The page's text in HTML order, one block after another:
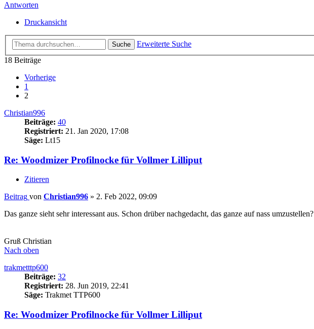
Antworten
Druckansicht
Suche
Erweiterte Suche
18 Beiträge
Vorherige
1
2
Christian996
Beiträge: 40
Registriert: 21. Jan 2020, 17:08
Säge: Lt15
Re: Woodmizer Profilnocke für Vollmer Lilliput
Zitieren
Beitrag von Christian996 » 2. Feb 2022, 09:09
Das ganze sieht sehr interessant aus. Schon drüber nachgedacht, das ganze auf nass umzustellen?
Gruß Christian
Nach oben
trakmetttp600
Beiträge: 32
Registriert: 28. Jun 2019, 22:41
Säge: Trakmet TTP600
Re: Woodmizer Profilnocke für Vollmer Lilliput